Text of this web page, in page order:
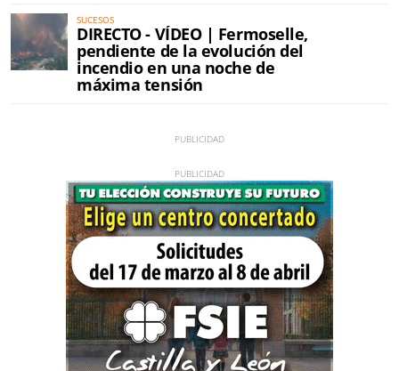
SUCESOS
DIRECTO - VÍDEO | Fermoselle,
pendiente de la evolución del
incendio en una noche de
máxima tensión